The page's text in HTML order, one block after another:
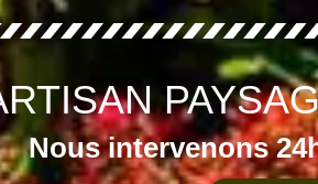
Nous intervenons